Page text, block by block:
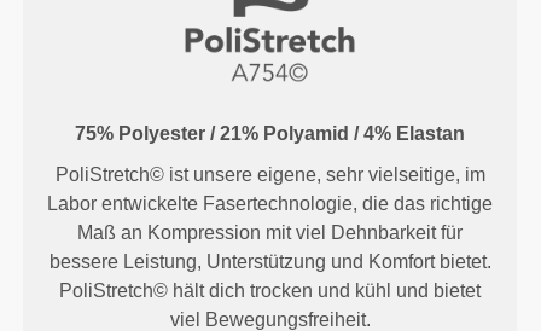
75% Polyester / 21% Polyamid / 4% Elastan
PoliStretch© ist unsere eigene, sehr vielseitige, im
Labor entwickelte Fasertechnologie, die das richtige
Maß an Kompression mit viel Dehnbarkeit für
bessere Leistung, Unterstützung und Komfort bietet.
PoliStretch© hält dich trocken und kühl und bietet
viel Bewegungsfreiheit.